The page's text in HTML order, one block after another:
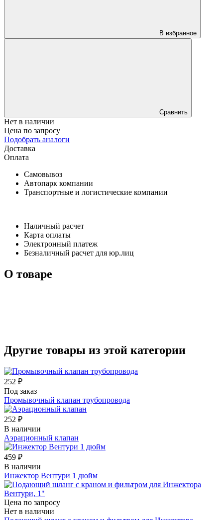
В избранное
Сравнить
Нет в наличии
Цена по запросу
Подобрать аналоги
Доставка
Оплата
Самовывоз
Автопарк компании
Транспортные и логистические компании
Наличный расчет
Карта оплаты
Электронный платеж
Безналичный расчет для юр.лиц
О товаре
Другие товары из этой категории
252 ₽
Под заказ
Промывочный клапан трубопровода
252 ₽
В наличии
Аэрационный клапан
459 ₽
В наличии
Инжектор Вентури 1 дюйм
Цена по запросу
Нет в наличии